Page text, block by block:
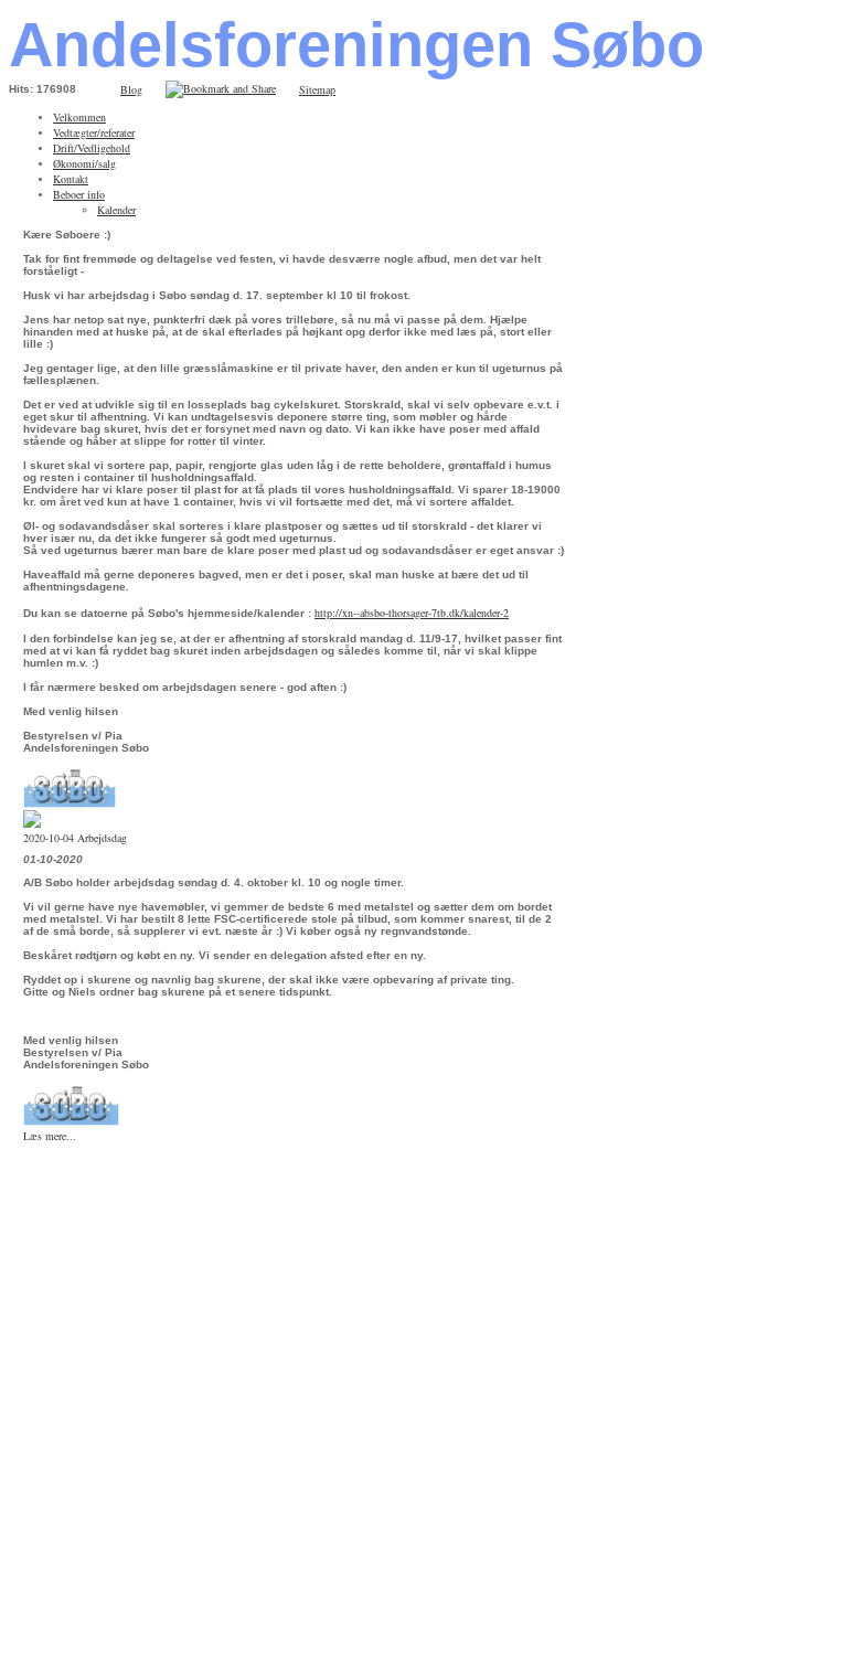
Andelsforeningen Søbo
Hits: 176908 Blog
Sitemap
Velkommen
Vedtægter/referater
Drift/Vedligehold
Økonomi/salg
Kontakt
Beboer info
Kalender
Kære Søboere :)
Tak for fint fremmøde og deltagelse ved festen, vi havde desværre nogle afbud, men det var helt
forståeligt -
Husk vi har arbejdsdag i Søbo søndag d. 17. september kl 10 til frokost.
Jens har netop sat nye, punkterfri dæk på vores trillebøre, så nu må vi passe på dem. Hjælpe
hinanden med at huske på, at de skal efterlades på højkant opg derfor ikke med læs på, stort eller
lille :)
Jeg gentager lige, at den lille græsslåmaskine er til private haver, den anden er kun til ugeturnus på
fællesplænen.
Det er ved at udvikle sig til en losseplads bag cykelskuret. Storskrald, skal vi selv opbevare e.v.t. i
eget skur til afhentning. Vi kan undtagelsesvis deponere større ting, som møbler og hårde
hvidevare bag skuret, hvis det er forsynet med navn og dato. Vi kan ikke have poser med affald
stående og håber at slippe for rotter til vinter.
I skuret skal vi sortere pap, papir, rengjorte glas uden låg i de rette beholdere, grøntaffald i humus
og resten i container til husholdningsaffald.
Endvidere har vi klare poser til plast for at få plads til vores husholdningsaffald. Vi sparer 18-19000
kr. om året ved kun at have 1 container, hvis vi vil fortsætte med det, må vi sortere affaldet.
Øl- og sodavandsdåser skal sorteres i klare plastposer og sættes ud til storskrald - det klarer vi
hver især nu, da det ikke fungerer så godt med ugeturnus.
Så ved ugeturnus bærer man bare de klare poser med plast ud og sodavandsdåser er eget ansvar :)
Haveaffald må gerne deponeres bagved, men er det i poser, skal man huske at bære det ud til
afhentningsdagene.
Du kan se datoerne på Søbo's hjemmeside/kalender : http://xn--absbo-thorsager-7tb.dk/kalender-2
I den forbindelse kan jeg se, at der er afhentning af storskrald mandag d. 11/9-17, hvilket passer fint
med at vi kan få ryddet bag skuret inden arbejdsdagen og således komme til, når vi skal klippe
humlen m.v. :)
I får nærmere besked om arbejdsdagen senere - god aften :)
Med venlig hilsen
Bestyrelsen v/ Pia
Andelsforeningen Søbo
2020-10-04 Arbejdsdag
01-10-2020
A/B Søbo holder arbejdsdag søndag d. 4. oktober kl. 10 og nogle timer.
Vi vil gerne have nye havemøbler, vi gemmer de bedste 6 med metalstel og sætter dem om bordet
med metalstel. Vi har bestilt 8 lette FSC-certificerede stole på tilbud, som kommer snarest, til de 2
af de små borde, så supplerer vi evt. næste år :) Vi køber også ny regnvandstønde.
Beskåret rødtjørn og købt en ny. Vi sender en delegation afsted efter en ny.
Ryddet op i skurene og navnlig bag skurene, der skal ikke være opbevaring af private ting.
Gitte og Niels ordner bag skurene på et senere tidspunkt.
Med venlig hilsen
Bestyrelsen v/ Pia
Andelsforeningen Søbo
Læs mere...